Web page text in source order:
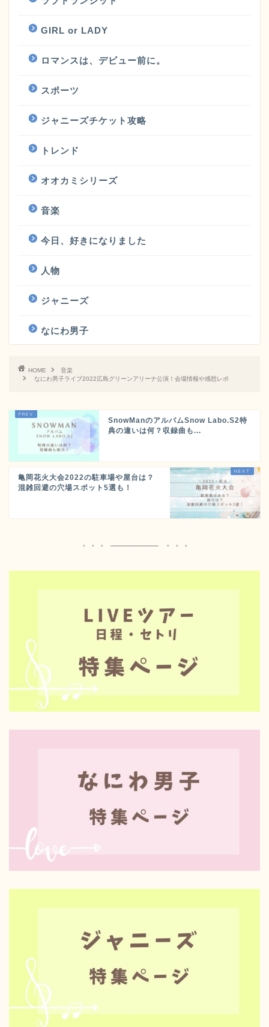
GIRL or LADY
ロマンスは、デビュー前に。
スポーツ
ジャニーズチケット攻略
トレンド
オオカミシリーズ
音楽
今日、好きになりました
人物
ジャニーズ
なにわ男子
HOME
音楽
なにわ男子ライブ2022広島グリーンアリーナ公演！会場情報や感想レポ
SnowManのアルバムSnow Labo.S2特
典の違いは何？収録曲も...
亀岡花火大会2022の駐車場や屋台は？
混雑回避の穴場スポット5選も！